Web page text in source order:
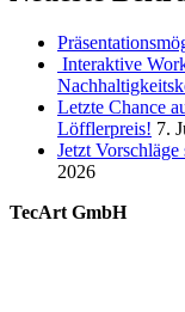
Interaktive
Letzte Chance
Löfflerpreis! 7.
Jetzt
2026
TecArt GmbH